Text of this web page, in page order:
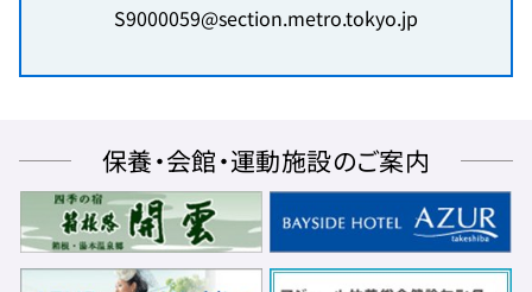
S9000059@section.metro.tokyo.jp
保養・会館・運動施設のご案内